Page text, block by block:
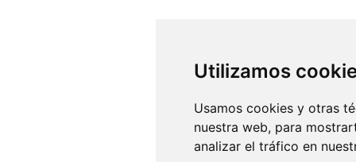
Utilizamos
Usamos cookies y otras
nuestra web, para
analizar el tráfico en